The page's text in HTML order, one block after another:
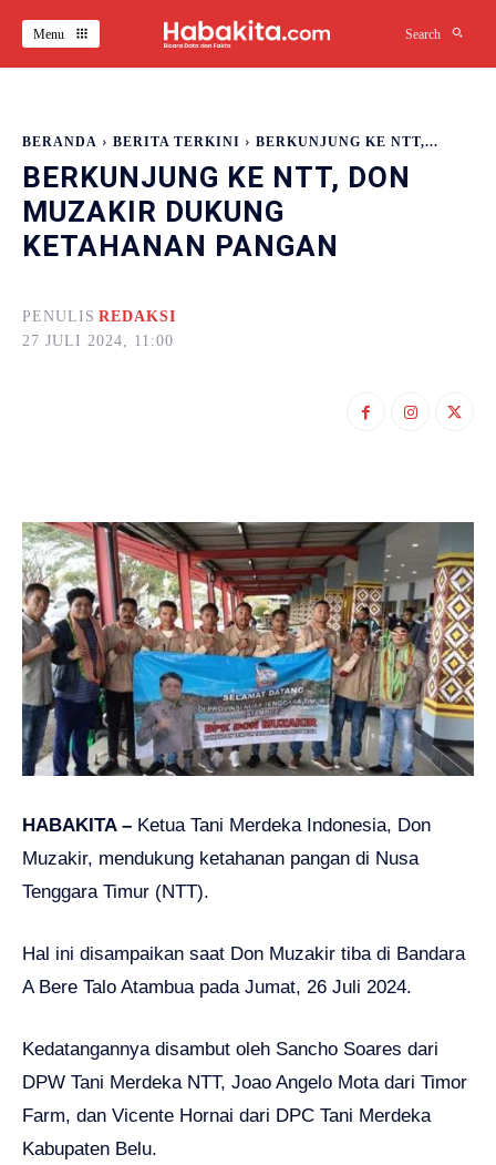
Menu Search
BERANDA BERITA TERKINI BERKUNJUNG KE NTT,...
BERKUNJUNG KE NTT, DON
MUZAKIR DUKUNG
KETAHANAN PANGAN
PENULIS REDAKSI
27 JULI 2024, 11:00
HABAKITA – Ketua Tani Merdeka Indonesia, Don
Muzakir, mendukung ketahanan pangan di Nusa
Tenggara Timur (NTT).
Hal ini disampaikan saat Don Muzakir tiba di Bandara
A Bere Talo Atambua pada Jumat, 26 Juli 2024.
Kedatangannya disambut oleh Sancho Soares dari
DPW Tani Merdeka NTT, Joao Angelo Mota dari Timor
Farm, dan Vicente Hornai dari DPC Tani Merdeka
Kabupaten Belu.